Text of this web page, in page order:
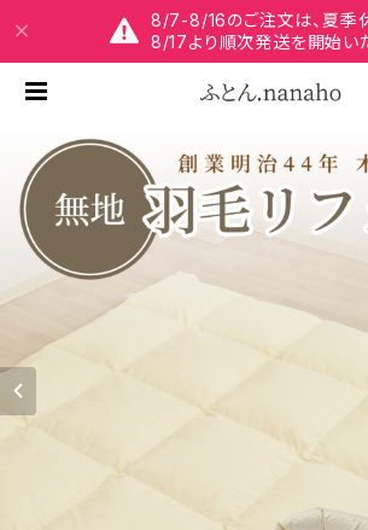
8/7-8/16のご注文は、夏季
8/17より順次発送を開始いた